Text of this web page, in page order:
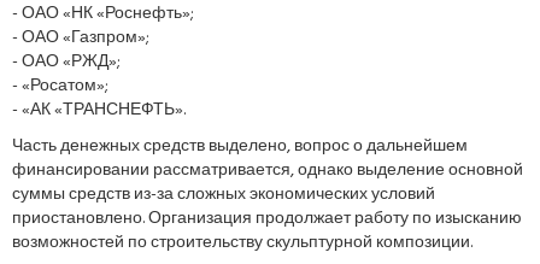
- ОАО «НК «Роснефть»;
- ОАО «Газпром»;
- ОАО «РЖД»;
- «Росатом»;
- «АК «ТРАНСНЕФТЬ».
Часть денежных средств выделено, вопрос о дальнейшем
финансировании рассматривается, однако выделение основной
суммы средств из-за сложных экономических условий
приостановлено. Организация продолжает работу по изысканию
возможностей по строительству скульптурной композиции.